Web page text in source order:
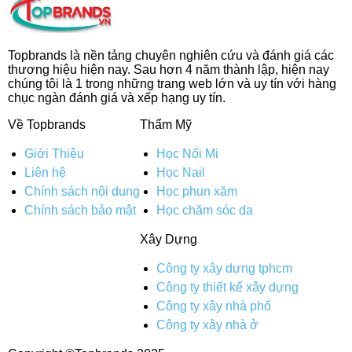
Topbrands là nền tảng chuyên nghiên cứu và đánh giá các
thương hiệu hiện nay. Sau hơn 4 năm thành lập, hiện nay
chúng tôi là 1 trong những trang web lớn và uy tín với hàng
chục ngàn đánh giá và xếp hạng uy tín.
Về Topbrands
Giới Thiệu
Liên hệ
Chính sách nội dung
Chính sách bảo mật
Thẩm Mỹ
Học Nối Mi
Học Nail
Học phun xăm
Học chăm sóc da
Xây Dựng
Công ty xây dựng tphcm
Công ty thiết kế xây dựng
Công ty xây nhà phố
Công ty xây nhà ở